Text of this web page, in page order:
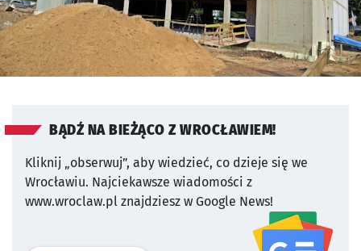
BĄDŹ NA BIEŻĄCO Z WROCŁAWIEM!
Kliknij „obserwuj”, aby wiedzieć, co dzieje się we
Wrocławiu. Najciekawsze wiadomości z
www.wroclaw.pl znajdziesz w Google News!